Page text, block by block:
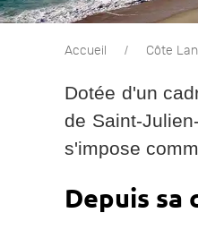
Accueil Côte
Dotée d'un
de Saint-
s'impose
Depuis sa